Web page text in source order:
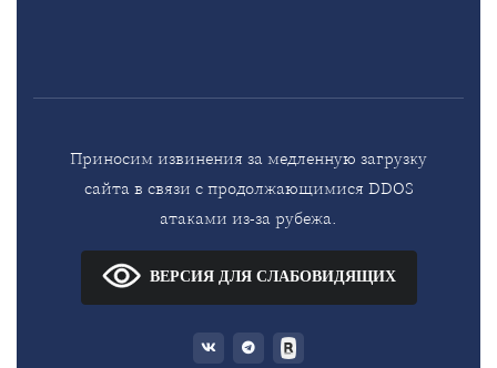
Приносим извинения за медленную загрузку
сайта в связи с продолжающимися DDOS
атаками из-за рубежа.
ВЕРСИЯ ДЛЯ СЛАБОВИДЯЩИХ